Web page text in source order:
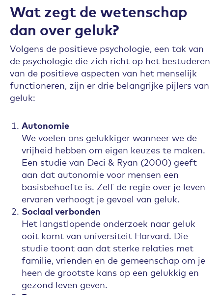
Wat zegt de wetenschap
dan over geluk?
Volgens de positieve psychologie, een tak van
de psychologie die zich richt op het bestuderen
van de positieve aspecten van het menselijk
functioneren, zijn er drie belangrijke pijlers van
geluk:
Autonomie
We voelen ons gelukkiger wanneer we de
vrijheid hebben om eigen keuzes te maken.
Een studie van Deci & Ryan (2000) geeft
aan dat autonomie voor mensen een
basisbehoefte is. Zelf de regie over je leven
ervaren verhoogt je gevoel van geluk.
Sociaal verbonden
Het langstlopende onderzoek naar geluk
ooit komt van universiteit Harvard. Die
studie toont aan dat sterke relaties met
familie, vrienden en de gemeenschap om je
heen de grootste kans op een gelukkig en
gezond leven geven.